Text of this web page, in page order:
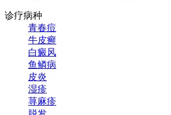
诊疗病种
青春痘
牛皮癣
白癜风
鱼鳞病
皮炎
湿疹
荨麻疹